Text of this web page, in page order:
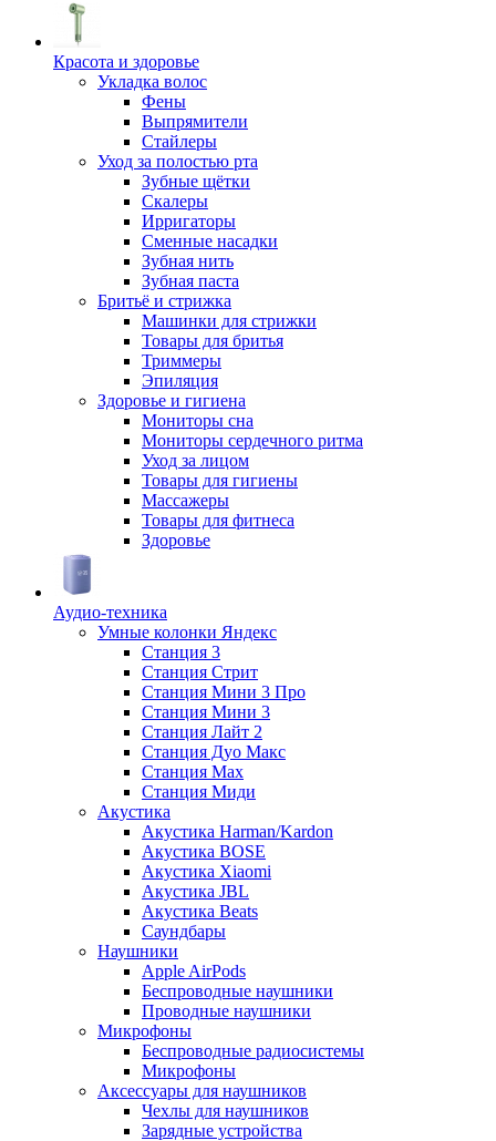
Красота и здоровье
Укладка волос
Фены
Выпрямители
Стайлеры
Уход за полостью рта
Зубные щётки
Скалеры
Ирригаторы
Сменные насадки
Зубная нить
Зубная паста
Бритьё и стрижка
Машинки для стрижки
Товары для бритья
Триммеры
Эпиляция
Здоровье и гигиена
Мониторы сна
Мониторы сердечного ритма
Уход за лицом
Товары для гигиены
Массажеры
Товары для фитнеса
Здоровье
Аудио-техника
Умные колонки Яндекс
Станция 3
Станция Стрит
Станция Мини 3 Про
Станция Мини 3
Станция Лайт 2
Станция Дуо Макс
Станция Max
Станция Миди
Акустика
Акустика Harman/Kardon
Акустика BOSE
Акустика Xiaomi
Акустика JBL
Акустика Beats
Саундбары
Наушники
Apple AirPods
Беспроводные наушники
Проводные наушники
Микрофоны
Беспроводные радиосистемы
Микрофоны
Аксессуары для наушников
Чехлы для наушников
Зарядные устройства